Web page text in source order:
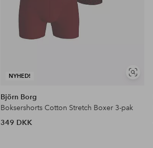
NYHED!
Se
Björn Borg
Boksershorts Cotton Stretch Boxer 3-pak
349 DKK